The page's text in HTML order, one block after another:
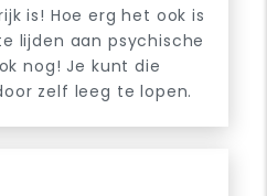
is! Hoe erg het ook is
lijden aan psychische
nog! Je kunt die
zelf leeg te lopen.